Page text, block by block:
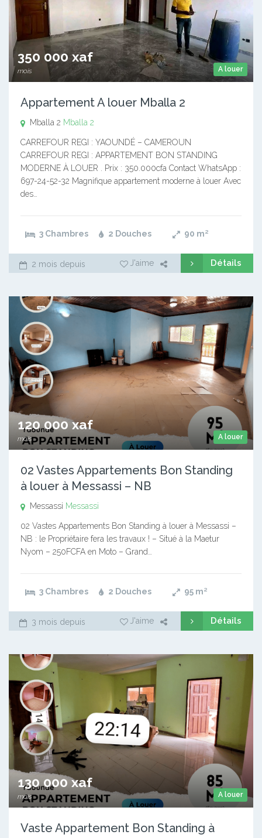
A louer
350 000 xaf
mois
Appartement A louer Mballa 2
Mballa 2 Mballa 2
CARREFOUR REGI : YAOUNDÉ – CAMEROUN
CARREFOUR REGI : APPARTEMENT BON STANDING
MODERNE À LOUER . Prix : 350.000cfa Contact WhatsApp :
697-24-52-32 Magnifique appartement moderne à louer Avec
des…
3 Chambres 2 Douches 90 m²
2 mois depuis J'aime Détails
A louer
120 000 xaf
mois
02 Vastes Appartements Bon Standing
à louer à Messassi – NB
Messassi Messassi
02 Vastes Appartements Bon Standing à louer à Messassi –
NB : le Propriétaire fera les travaux ! – Situé à la Maetur
Nyom – 250FCFA en Moto – Grand…
3 Chambres 2 Douches 95 m²
3 mois depuis J'aime Détails
A louer
130 000 xaf
mois
Vaste Appartement Bon Standing à